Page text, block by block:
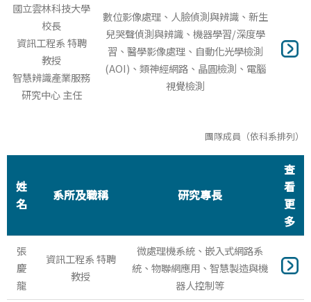
國立雲林科技大學
校長
資訊工程系 特聘
教授
智慧辨識產業服務
研究中心 主任
數位影像處理、人臉偵測與辨識、新生
兒哭聲偵測與辨識、機器學習/深度學
習、醫學影像處理、自動化光學檢測
(AOI)、類神經網路、晶圓檢測、電腦
視覺檢測
團隊成員（依科系排列）
姓
名
系所及職稱 研究專長
查
看
更
多
張
慶
龍
資訊工程系 特聘
教授
微處理機系統、嵌入式網路系
統、物聯網應用、智慧製造與機
器人控制等